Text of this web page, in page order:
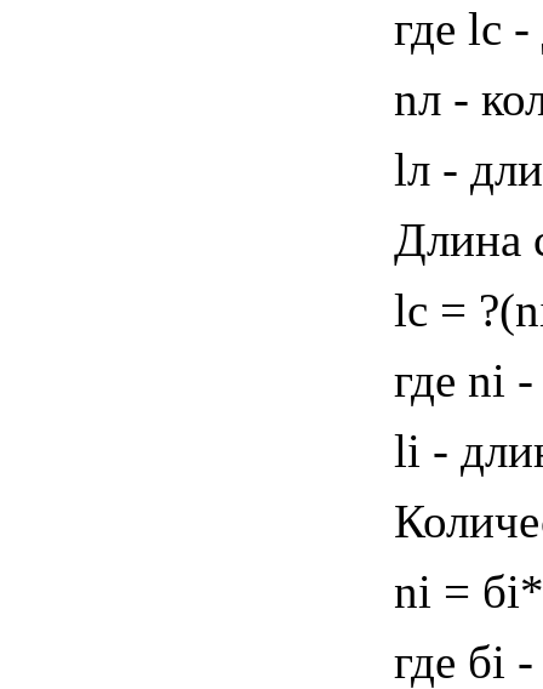
где lс
nл -
lл -
Длина
lс =
где ni -
li -
ni =
где бi